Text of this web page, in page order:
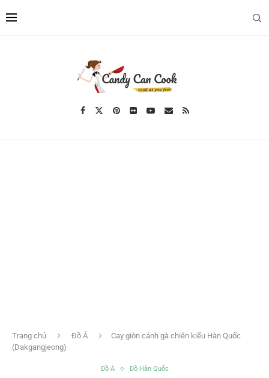
Trang chủ Đồ Á
Cay giòn cánh gà chiên kiểu Hàn Quốc
(Dakgangjeong)
Đồ Á Đồ Hàn Quốc